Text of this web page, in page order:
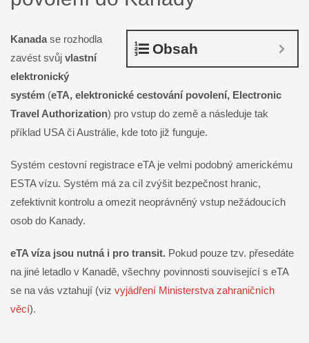
Obsah
Kanadase rozhodla
zavést svůj vlastní
elektronický
systém (eTA, elektronické cestování povolení, Electronic
Travel Authorization) pro vstup do země a následuje tak
příklad USA či Austrálie, kde toto již funguje.
Systém cestovní registrace eTA je velmi podobný americkému
ESTA vízu. Systém má za cíl zvýšit bezpečnost hranic,
zefektivnit kontrolu a omezit neoprávněný vstup nežádoucích
osob do Kanady.
eTA víza jsou nutná i pro transit. Pokud pouze tzv. přesedáte
na jiné letadlo v Kanadě, všechny povinnosti související s eTA
se na vás vztahují (viz vyjádření Ministerstva zahraničních
věcí).